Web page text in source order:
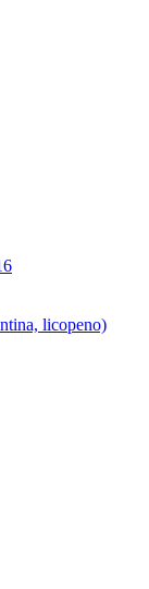
licopeno)